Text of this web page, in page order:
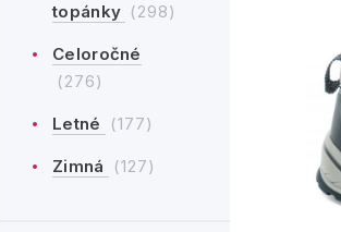
topánky (298)
Celoročné
(276)
Letné (177)
Zimná (127)